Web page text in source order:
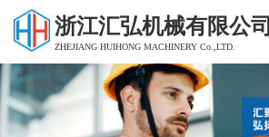
浙江汇弘机械有限公司
ZHEJIANG HUIHONG MACHINERY Co.,LTD.